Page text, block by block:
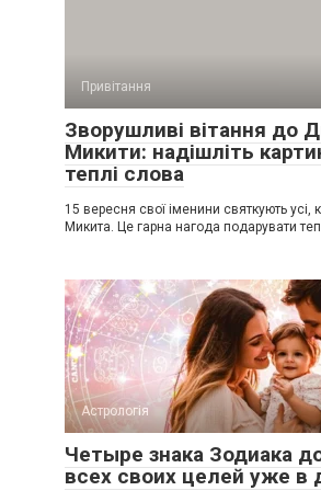
Привітання
Зворушливі вітання до
Микити: надішліть
теплі слова
15 вересня свої іменини святкують усі,
Микита. Це гарна нагода подарувати
Астрологія
Четыре знака Зодиака
всех своих целей уже в